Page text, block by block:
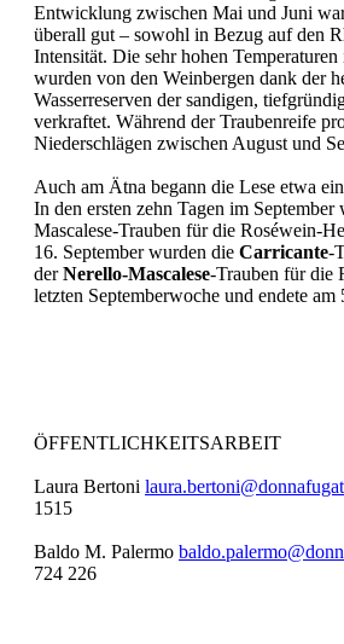
Entwicklung zwischen Mai und Juni
überall gut – sowohl in Bezug auf den
Intensität. Die sehr hohen
wurden von den Weinbergen dank der
Wasserreserven der sandigen,
verkraftet. Während der Traubenreife
Niederschlägen zwischen August und
Auch am Ätna begann die Lese etwa
In den ersten zehn Tagen im
Mascalese-Trauben für die Roséwein-
16. September wurden die Carricante-
derNerello-Mascalese-Trauben für die
letzten Septemberwoche und endete am
ÖFFENTLICHKEITSARBEIT
Laura Bertoni
1515
Baldo M. Palermo
724 226